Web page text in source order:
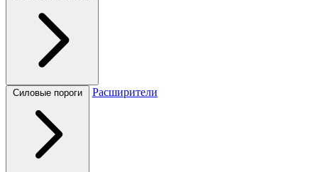
Силовые пороги Расширители